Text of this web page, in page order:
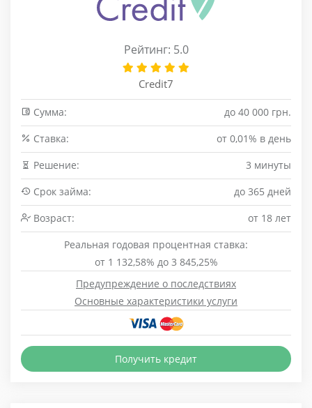
Рейтинг: 5.0
Credit7
Сумма:
до 40 000 грн.
Cтавка:
от 0,01% в день
Решение:
3 минуты
Срок займа:
до 365 дней
Возраст:
от 18 лет
Реальная годовая процентная ставка:
от 1 132,58% до 3 845,25%
Предупреждение о последствиях
Основные характеристики услуги
Получить кредит